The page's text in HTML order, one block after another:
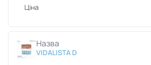
Ціна
Назва
VIDALISTA D